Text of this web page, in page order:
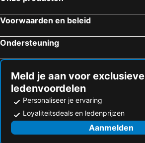
Voorwaarden en beleid
Ondersteuning
Meld je aan voor exclusieve
ledenvoordelen
Personaliseer je ervaring
Loyaliteitsdeals en ledenprijzen
Aanmelden